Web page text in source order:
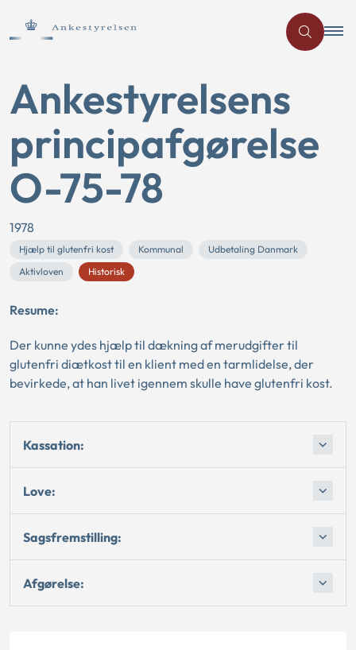
Ankestyrelsens
principafgørelse
O-75-78
1978
Hjælp til glutenfri kost Kommunal
Udbetaling Danmark
Aktivloven
Historisk
Resume:
Der kunne ydes hjælp til dækning af merudgifter til
glutenfri diætkost til en klient med en tarmlidelse, der
bevirkede, at han livet igennem skulle have glutenfri kost.
Kassation:
Love:
Sagsfremstilling:
Afgørelse: